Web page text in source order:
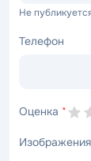
Не
Телефон
Оценка *